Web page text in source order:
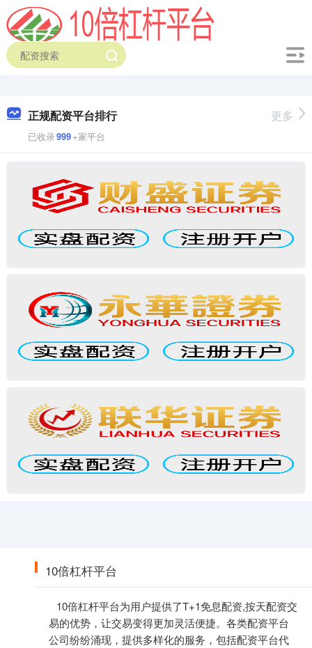
正规配资平台排行
已收录999+家平台
更多
10倍杠杆平台
10倍杠杆平台为用户提供了T+1免息配资,按天配资交
易的优势，让交易变得更加灵活便捷。各类配资平台
公司纷纷涌现，提供多样化的服务，包括配资平台代